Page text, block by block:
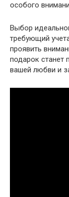
особого
Выбор
требующий
проявить
подарок станет
вашей любви и